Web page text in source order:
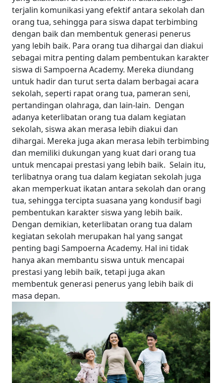
terjalin komunikasi yang efektif antara sekolah dan
orang tua, sehingga para siswa dapat terbimbing
dengan baik dan membentuk generasi penerus
yang lebih baik. Para orang tua dihargai dan diakui
sebagai mitra penting dalam pembentukan karakter
siswa di Sampoerna Academy. Mereka diundang
untuk hadir dan turut serta dalam berbagai acara
sekolah, seperti rapat orang tua, pameran seni,
pertandingan olahraga, dan lain-lain. Dengan
adanya keterlibatan orang tua dalam kegiatan
sekolah, siswa akan merasa lebih diakui dan
dihargai. Mereka juga akan merasa lebih terbimbing
dan memiliki dukungan yang kuat dari orang tua
untuk mencapai prestasi yang lebih baik. Selain itu,
terlibatnya orang tua dalam kegiatan sekolah juga
akan memperkuat ikatan antara sekolah dan orang
tua, sehingga tercipta suasana yang kondusif bagi
pembentukan karakter siswa yang lebih baik.
Dengan demikian, keterlibatan orang tua dalam
kegiatan sekolah merupakan hal yang sangat
penting bagi Sampoerna Academy. Hal ini tidak
hanya akan membantu siswa untuk mencapai
prestasi yang lebih baik, tetapi juga akan
membentuk generasi penerus yang lebih baik di
masa depan.